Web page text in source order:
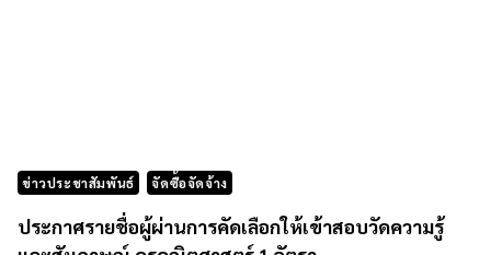
ข่าวประชาสัมพันธ์ จัดซื้อจัดจ้าง
ประกาศรายชื่อผู้ผ่านการคัดเลือกให้เข้าสอบวัดความรู้